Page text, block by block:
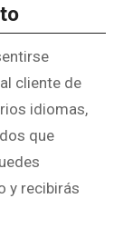
cliente de
idiomas,
que
y recibirás